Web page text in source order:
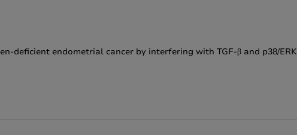
deficient endometrial cancer by interfering with TGF-β and p38/ERK